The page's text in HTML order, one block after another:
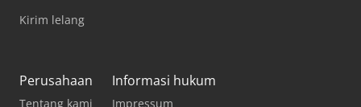
Kirim lelang
Perusahaan
Tentang kami
Informasi hukum
Impressum